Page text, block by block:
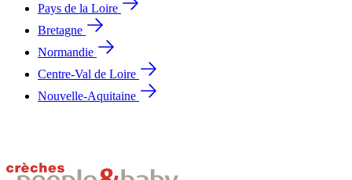
Pays de la Loire
Bretagne
Normandie
Centre-Val de Loire
Nouvelle-Aquitaine